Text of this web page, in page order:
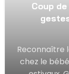
Coup
Reconnaître
chez le